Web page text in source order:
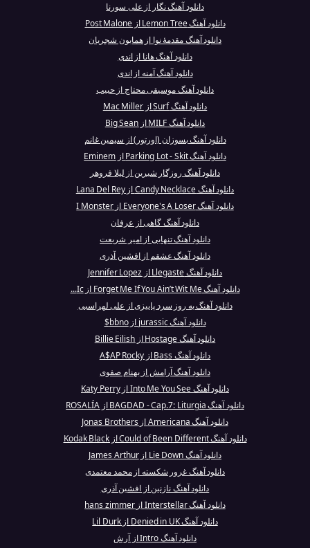
دانلود آهنگ نگار از علی سورنا
دانلود آهنگ Lemon Tree از Post Malone
دانلود آهنگ مقدمهٔ نوا از همایون شجریان
دانلود آهنگ هانا از اندی
دانلود آهنگ آمنه از اندی
دانلود آهنگ موسیقی محتاج از حبیب
دانلود آهنگ Surf از Mac Miller
دانلود آهنگ MILF از Big Sean
دانلود آهنگ بسوزان (اورتور) از سیمین غانم
دانلود آهنگ Parking Lot - Skit از Eminem
دانلود آهنگ روزگار شیرین از لیلا فروهر
دانلود آهنگ Candy Necklace از Lana Del Rey
دانلود آهنگ Everyone's A Loser از I Monster
دانلود آهنگ گاهی از عرفان
دانلود آهنگ تنهایی از امیر شریعت
دانلود آهنگ عشقم از افشین آذری
دانلود آهنگ Llegaste از Jennifer Lopez
دانلود آهنگ Forget Me If You Ain’t Wit Me از Ic...
دانلود آهنگ یه روز سرد پاییزی از علی لهراسبی
دانلود آهنگ jurassic از bbno$
دانلود آهنگ Hostage از Billie Eilish
دانلود آهنگ Bass از A$AP Rocky
دانلود آهنگ آرامش از بهنام صفوی
دانلود آهنگ Into Me You See از Katy Perry
دانلود آهنگ BAGDAD - Cap.7: Liturgia از ROSALÍA
دانلود آهنگ Americana از Jonas Brothers
دانلود آهنگ Could of Been Different از Kodak Black
دانلود آهنگ Lie Down از James Arthur
دانلود آهنگ غرور شکسته از محمد معتمدی
دانلود آهنگ نازنین از افشین آذری
دانلود آهنگ Interstellar از hans zimmer
دانلود آهنگ Denied in UK از Lil Durk
دانلود آهنگ Intro از آرش